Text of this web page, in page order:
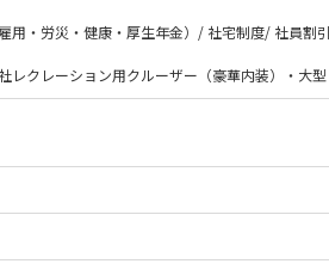
用・労災・健康・厚生年金）/ 社宅制度/ 社員割引
クレーション用クルーザー（豪華内装）・大